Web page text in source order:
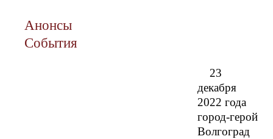
Анонсы
События
23
декабря
2022 года
город-герой
Волгоград